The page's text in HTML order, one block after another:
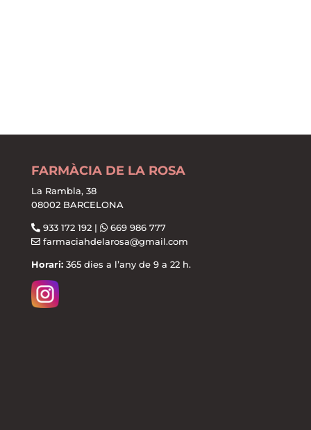
FARMÀCIA DE LA ROSA
La Rambla, 38
08002 BARCELONA
933 172 192 |
669 986 777
farmaciahdelarosa@gmail.com
Horari: 365 dies a l’any de 9 a 22 h.